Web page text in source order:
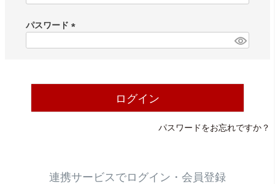
ビューティー
デジタル雑貨
アウトレット
)
パスワード
ログイン
パスワードをお忘れですか？
連携サービスでログイン・会員登録